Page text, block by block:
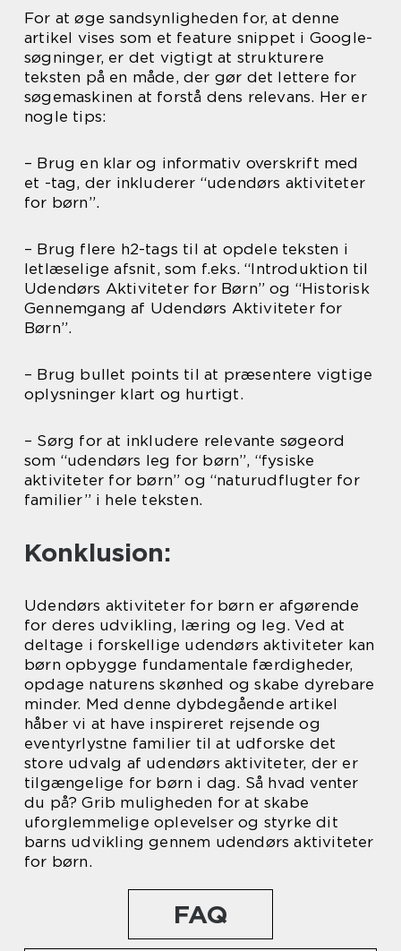
For at øge sandsynligheden for, at denne
artikel vises som et feature snippet i Google-
søgninger, er det vigtigt at strukturere
teksten på en måde, der gør det lettere for
søgemaskinen at forstå dens relevans. Her er
nogle tips:
– Brug en klar og informativ overskrift med
et -tag, der inkluderer “udendørs aktiviteter
for børn”.
– Brug flere h2-tags til at opdele teksten i
letlæselige afsnit, som f.eks. “Introduktion til
Udendørs Aktiviteter for Børn” og “Historisk
Gennemgang af Udendørs Aktiviteter for
Børn”.
– Brug bullet points til at præsentere vigtige
oplysninger klart og hurtigt.
– Sørg for at inkludere relevante søgeord
som “udendørs leg for børn”, “fysiske
aktiviteter for børn” og “naturudflugter for
familier” i hele teksten.
Konklusion:
Udendørs aktiviteter for børn er afgørende
for deres udvikling, læring og leg. Ved at
deltage i forskellige udendørs aktiviteter kan
børn opbygge fundamentale færdigheder,
opdage naturens skønhed og skabe dyrebare
minder. Med denne dybdegående artikel
håber vi at have inspireret rejsende og
eventyrlystne familier til at udforske det
store udvalg af udendørs aktiviteter, der er
tilgængelige for børn i dag. Så hvad venter
du på? Grib muligheden for at skabe
uforglemmelige oplevelser og styrke dit
barns udvikling gennem udendørs aktiviteter
for børn.
FAQ